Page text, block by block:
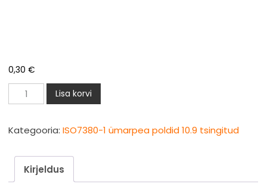
0,30€
ISO7380-
1
M10x40mm
Lisa korvi
Kategooria:ISO7380-1 ümarpea poldid 10.9 tsingitud
Kirjeldus